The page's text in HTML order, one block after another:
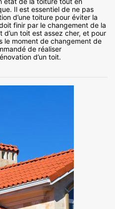
Il est essentiel de ne pas
d’une toiture pour éviter la
finir par le changement de la
toit est assez cher, et pour
le moment de changement de
de réaliser
d’un toit.